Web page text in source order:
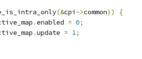
(&cpi ->common))
{
.enabled = 0;
.update = 1;